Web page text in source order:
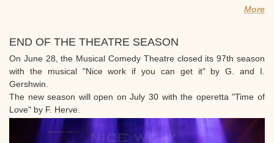
More
END OF THE THEATRE SEASON
On June 28, the Musical Comedy Theatre closed its 97th season
with the musical "Nice work if you can get it" by G. and I.
Gershwin.
The new season will open on July 30 with the operetta "Time of
Love" by F. Herve.